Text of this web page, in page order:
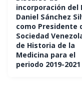
incorporación del
Daniel Sánchez
como Presidente
Sociedad
de Historia de la
Medicina para el
periodo 2019-2021